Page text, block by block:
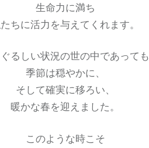
生命力に満ち
ちに活力を与えてくれます。
るしい状況の世の中であっても
季節は穏やかに、
そして確実に移ろい、
暖かな春を迎えました。
このような時こそ